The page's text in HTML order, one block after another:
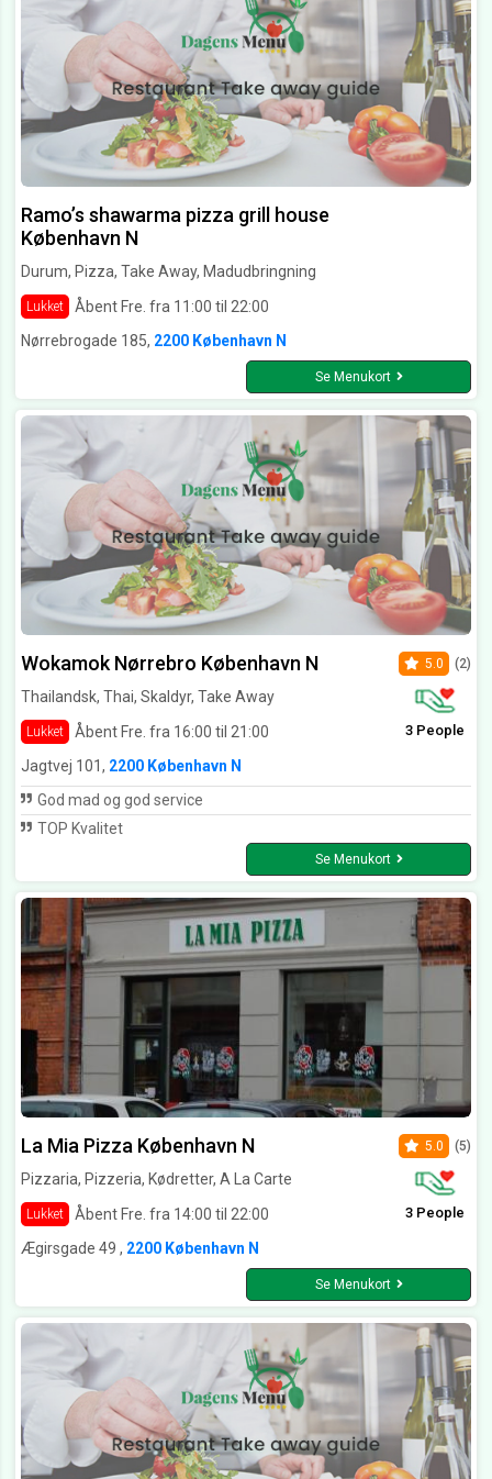
Ramo’s shawarma pizza grill house
København N
Durum, Pizza, Take Away, Madudbringning
Lukket
Åbent Fre. fra 11:00 til 22:00
Nørrebrogade 185, 2200 København N
Se Menukort
Wokamok Nørrebro København N
Thailandsk, Thai, Skaldyr, Take Away
Lukket Åbent Fre. fra 16:00 til 21:00
5.0 (2)
3 People
Jagtvej 101, 2200 København N
God mad og god service
TOP Kvalitet
Se Menukort
La Mia Pizza København N
Pizzaria, Pizzeria, Kødretter, A La Carte
Lukket Åbent Fre. fra 14:00 til 22:00
5.0 (5)
3 People
Ægirsgade 49 , 2200 København N
Se Menukort